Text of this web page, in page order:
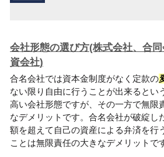
会社形態の選び方(株式会社、合
資会社)
合名会社では資本金制度がなく定款の
ない限り自由に行うことが出来るとい
高い会社形態ですが、その一方で無限
なデメリットです。合名会社が破綻し
額を超えて自己の資産による弁済を行
ことは無限責任の大きなデメリットで